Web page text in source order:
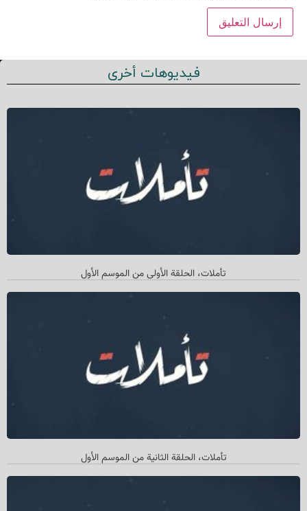
فيديوهات أخرى
تأملات، الحلقة الأولی من الموسم الأول
تأملات، الحلقة الثانیة من الموسم الأول